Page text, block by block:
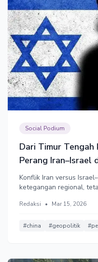
Social Podium
Dari Timur Tengah
Perang Iran–Israel
Internasional (1)
Konflik Iran versus
ketegangan regional,
internasional yang lebih
Redaksi • Mar 15, 2026
#china #geopolitik